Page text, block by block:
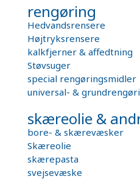
rengøring
Hedvandsrensere
Højtryksrensere
kalkfjerner & affedtning
Støvsuger
special rengøringsmidler
universal- &
skæreolie &
bore- & skærevæsker
Skæreolie
skærepasta
svejsevæske